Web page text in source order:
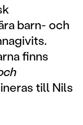
barn- och
finns
till Nils